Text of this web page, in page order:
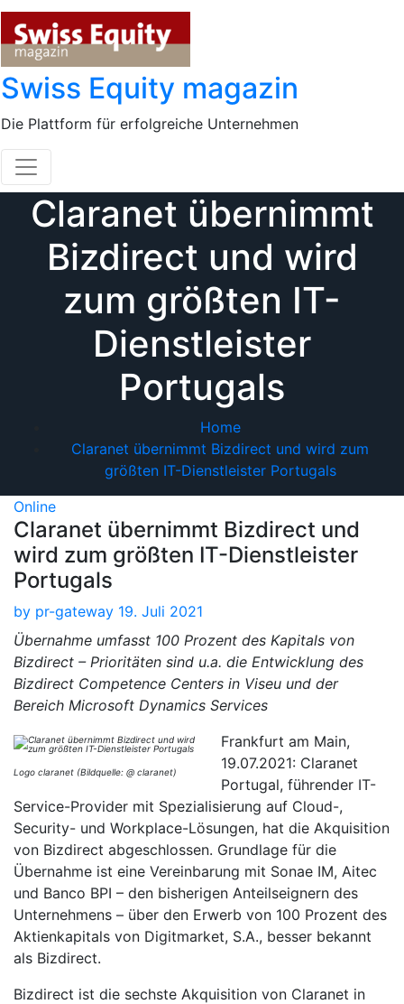
Skip
content
Swiss Equity magazin
Die Plattform für erfolgreiche Unternehmen
Claranet übernimmt
Bizdirect und wird
zum größten IT-
Dienstleister
Portugals
Home
Claranet übernimmt Bizdirect und wird zum
größten IT-Dienstleister Portugals
Online
Claranet übernimmt Bizdirect und
wird zum größten IT-Dienstleister
Portugals
by pr-gateway 19. Juli 2021
Übernahme umfasst 100 Prozent des Kapitals von
Bizdirect – Prioritäten sind u.a. die Entwicklung des
Bizdirect Competence Centers in Viseu und der
Bereich Microsoft Dynamics Services
Logo claranet (Bildquelle: @ claranet)
Frankfurt am Main,
19.07.2021: Claranet
Portugal, führender IT-
Service-Provider mit Spezialisierung auf Cloud-,
Security- und Workplace-Lösungen, hat die Akquisition
von Bizdirect abgeschlossen. Grundlage für die
Übernahme ist eine Vereinbarung mit Sonae IM, Aitec
und Banco BPI – den bisherigen Anteilseignern des
Unternehmens – über den Erwerb von 100 Prozent des
Aktienkapitals von Digitmarket, S.A., besser bekannt
als Bizdirect.
Bizdirect ist die sechste Akquisition von Claranet in